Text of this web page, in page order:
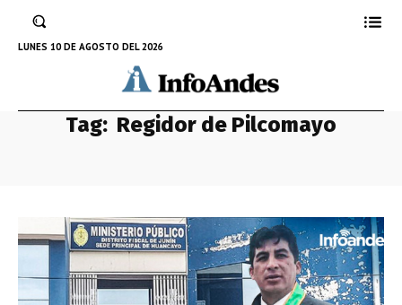
LUNES 10 DE AGOSTO DEL 2026
Tag: Regidor de Pilcomayo